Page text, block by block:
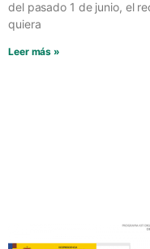
del pasado 1 de junio, el
quiera
Leer más »